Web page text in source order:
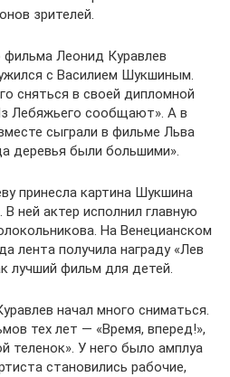
зрителей.
фильма Леонид Куравлев
с Василием Шукшиным.
сняться в своей дипломной
Лебяжьего сообщают». А в
сыграли в фильме Льва
деревья были большими».
принесла картина Шукшина
ней актер исполнил главную
На Венецианском
лента получила награду «Лев
лучший фильм для детей.
начал много сниматься.
тех лет — «Время, вперед!»,
теленок». У него было амплуа
становились рабочие,